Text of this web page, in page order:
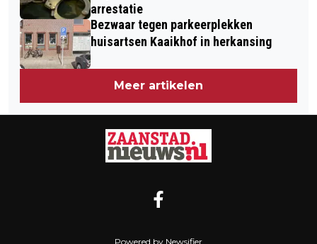
arrestatie
Bezwaar tegen parkeerplekken
huisartsen Kaaikhof in herkansing
Meer artikelen
Powered by Newsifier